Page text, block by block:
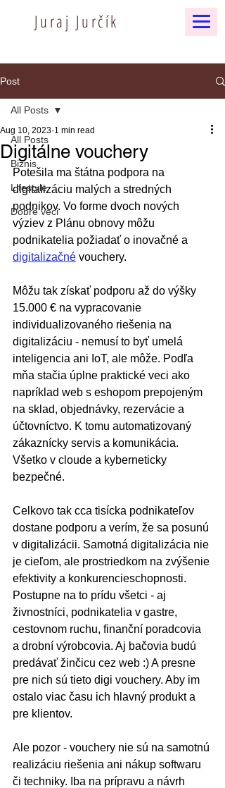
Juraj Jurčík
Post
All Posts
Biznis
Lifestyle
Dobré veci
All Posts
Digitálne vouchery
Aug 10, 2023 1 min read
Potešila ma štátna podpora na
digitalizáciu malých a stredných
podnikov. Vo forme dvoch nových
výziev z Plánu obnovy môžu
podnikatelia požiadať o inovačné a
digitalizačné vouchery.
Môžu tak získať podporu až do výšky
15.000 € na vypracovanie
individualizovaného riešenia na
digitalizáciu - nemusí to byť umelá
inteligencia ani IoT, ale môže. Podľa
mňa stačia úplne praktické veci ako
napríklad web s eshopom prepojeným
na sklad, objednávky, rezervácie a
účtovníctvo. K tomu automatizovaný
zákaznícky servis a komunikácia.
Všetko v cloude a kyberneticky
bezpečné.
Celkovo tak cca tisícka podnikateľov
dostane podporu a verím, že sa posunú
v digitalizácii. Samotná digitalizácia nie
je cieľom, ale prostriedkom na zvýšenie
efektivity a konkurencieschopnosti.
Postupne na to prídu všetci - aj
živnostníci, podnikatelia v gastre,
cestovnom ruchu, finanční poradcovia
a drobní výrobcovia. Aj bačovia budú
predávať žinčicu cez web :) A presne
pre nich sú tieto digi vouchery. Aby im
ostalo viac času ich hlavný produkt a
pre klientov.
Ale pozor - vouchery nie sú na samotnú
realizáciu riešenia ani nákup softwaru
či techniky. Iba na prípravu a návrh